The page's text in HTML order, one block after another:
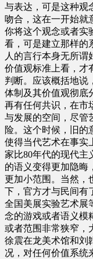
与表达，可是这种观
吻合，这在一开始就
你将这个观念或者实
看，可是建立那样的
人的言行本身无所谓
价值观标准上看，才
判断。应该概括地说
体制及其价值观彻底
再有任何共识，在市
与发展的空间，尽管
险。这个时候，旧的
使得当代艺术在事实
家比80年代的现代主
的语义变得更加隐晦
更加小范围。当然，
下，官方才与民间有
全国美展实验艺术展
念的游戏或者语义模
或者范围非常狭窄，
徐震在龙美术馆和刘
况，对任何价值系